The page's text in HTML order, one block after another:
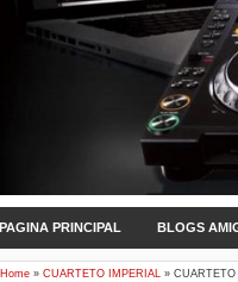
PAGINA PRINCIPAL BLOGS
Home » CUARTETO IMPERIAL »